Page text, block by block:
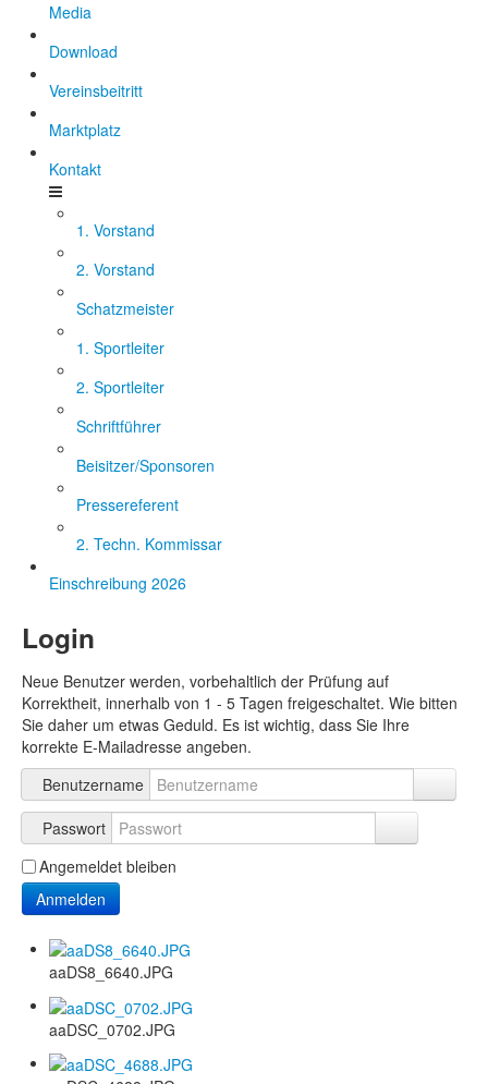
Media
Download
Vereinsbeitritt
Marktplatz
Kontakt
1. Vorstand
2. Vorstand
Schatzmeister
1. Sportleiter
2. Sportleiter
Schriftführer
Beisitzer/Sponsoren
Pressereferent
2. Techn. Kommissar
Einschreibung 2026
Login
Neue Benutzer werden, vorbehaltlich der Prüfung auf
Korrektheit, innerhalb von 1 - 5 Tagen freigeschaltet. Wie bitten
Sie daher um etwas Geduld. Es ist wichtig, dass Sie Ihre
korrekte E-Mailadresse angeben.
Benutzername
Passwort
Angemeldet bleiben
Anmelden
aaDS8_6640.JPG
aaDSC_0702.JPG